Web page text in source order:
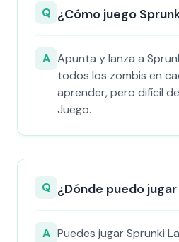
Q ¿Cómo juego
A Apunta y lanza a
todos los zombis en
aprender, pero difícil
Juego.
Q ¿Dónde puedo
A Puedes jugar Sprunki